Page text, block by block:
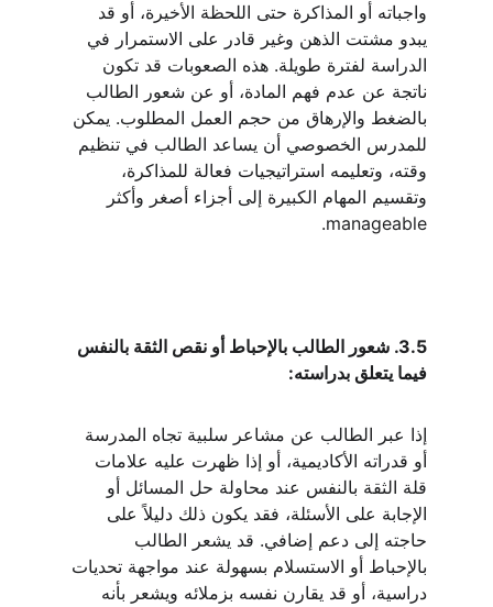
واجباته أو المذاكرة حتى اللحظة الأخيرة، أو قد
يبدو مشتت الذهن وغير قادر على الاستمرار في
الدراسة لفترة طويلة. هذه الصعوبات قد تكون
ناتجة عن عدم فهم المادة، أو عن شعور الطالب
بالضغط والإرهاق من حجم العمل المطلوب. يمكن
للمدرس الخصوصي أن يساعد الطالب في تنظيم
وقته، وتعليمه استراتيجيات فعالة للمذاكرة،
وتقسيم المهام الكبيرة إلى أجزاء أصغر وأكثر
manageable.
3.5. شعور الطالب بالإحباط أو نقص الثقة بالنفس
فيما يتعلق بدراسته:
إذا عبر الطالب عن مشاعر سلبية تجاه المدرسة
أو قدراته الأكاديمية، أو إذا ظهرت عليه علامات
قلة الثقة بالنفس عند محاولة حل المسائل أو
الإجابة على الأسئلة، فقد يكون ذلك دليلاً على
حاجته إلى دعم إضافي. قد يشعر الطالب
بالإحباط أو الاستسلام بسهولة عند مواجهة تحديات
دراسية، أو قد يقارن نفسه بزملائه ويشعر بأنه